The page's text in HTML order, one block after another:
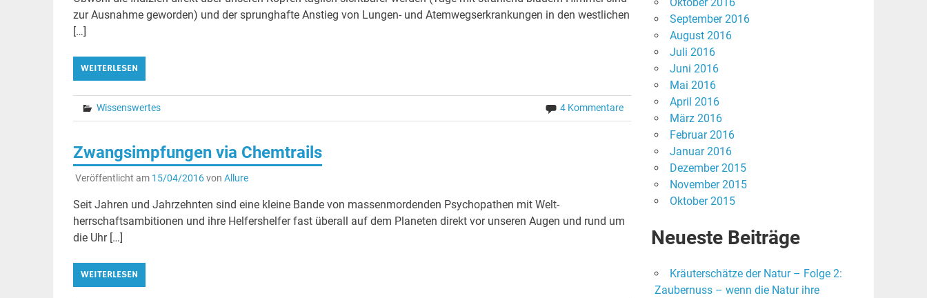
zur Ausnahme geworden) und der sprunghafte Anstieg von Lungen- und Atemwegserkrankungen in den westlichen
[…]
WEITERLESEN
Wissenswertes 4 Kommentare
Zwangsimpfungen via Chemtrails
Veröffentlicht am 15/04/2016von Allure
Seit Jahren und Jahrzehnten sind eine kleine Bande von massenmordenden Psychopathen mit Welt­
herrschaftsambitionen und ihre Helfershelfer fast überall auf dem Planeten direkt vor unseren Augen und rund um
die Uhr […]
WEITERLESEN
Oktober 2016
September 2016
August 2016
Juli 2016
Juni 2016
Mai 2016
April 2016
März 2016
Februar 2016
Januar 2016
Dezember 2015
November 2015
Oktober 2015
Neueste Beiträge
Kräuterschätze der Natur – Folge 2:
Zaubernuss – wenn die Natur ihre